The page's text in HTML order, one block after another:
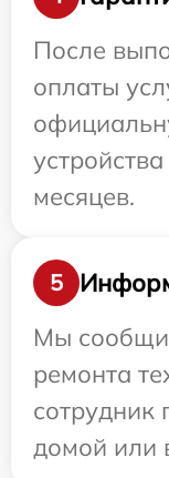
После
оплаты
месяцев.
5
Мы
ремонта
сотрудник
домой или